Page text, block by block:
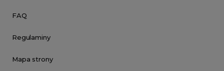
FAQ
Regulaminy
Mapa strony